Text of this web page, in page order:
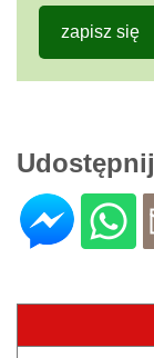
zapisz się
Udostępnij